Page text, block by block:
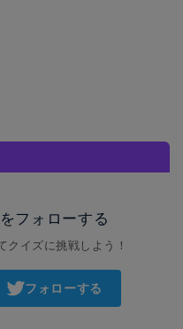
フォローする
クイズに挑戦しよう！
フォローする